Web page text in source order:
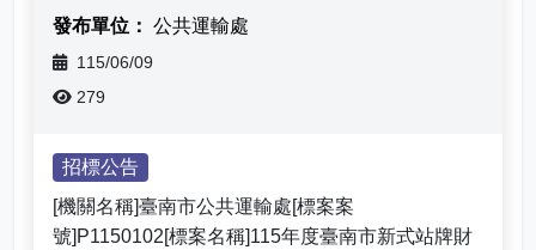
公共運輸處
115/06/09
279
招標公告
[機關名稱]臺南市公共運輸處[標案案
號]P1150102[標案名稱]115年度臺南市新式站牌財